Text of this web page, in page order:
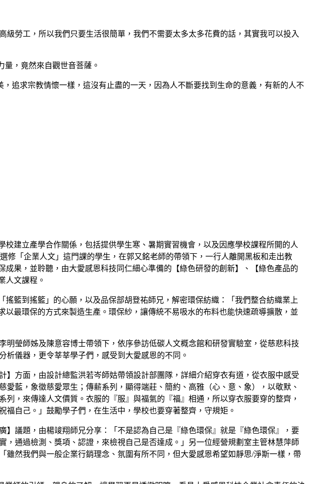
勞工，所以我們只要生活很簡單，我們不需要太多太多花費的話，其實我可以投入
，竟然來自觀世音菩薩。
追求宗教情懷一樣，這沒有止盡的一天，因為人不斷要找到生命的意義，有新的人不
建立產學合作關係，包括提供學生寒、暑期實習機會，以及因應學校課程所開的人
修「企業人文」這門課的學生，在郭又銘老師的帶領下，一行人離開黑板和走出教
果，並聆聽，由大愛感恩科技同仁細心準備的【綠色研發的創新】、【綠色產品的
人文課程。
籃到搖籃」的心願，以及品保部胡登祐師兄，解密環保紡織：「我們整合紡織業上
最環保的方式來製造生產。環保紗，讓傳統不易吸水的布料也能快速疏導擴散，並
明瑩師姊及陳意容博士帶領下，依序參訪低碳人文概念館和研發實驗室，從慈悲科技
析儀器，更令莘莘學子們，感受到大愛感恩的不同。
】方面，由設計總監洪若岑師姑帶領設計部團隊，詳細介紹穿衣有道，從衣服中感受
愛藍，象徵慈愛眾生；傳薪系列，顯得端莊、簡約、高雅（心、意、象），以敬默、
列，來傳達人文價質。衣服的『服』與福氣的『福』相通，所以穿衣服要穿的整齊，
福自己。」鼓勵學子們，在生活中，學校也要穿著整齊，守規矩。
】議題，由楊竣翔師兄分享：「不是認為自己是『綠色環保』就是『綠色環保』，要
，通過檢測、獎項、認證，來檢視自己是否達成。」另一位經營規劃室主管林慧萍師
雖然我們與一般企業行銷理念、氛圍有所不同，但大愛感恩希望如靜思/淨斯一樣，帶